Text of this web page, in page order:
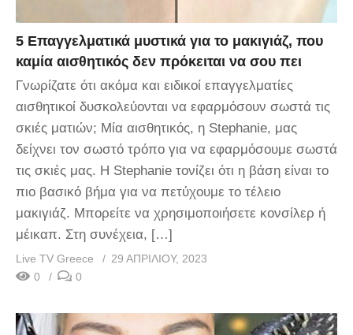
5 Επαγγελματικά μυστικά για το μακιγιάζ, που
καμία αισθητικός δεν πρόκειται να σου πει
Γνωρίζατε ότι ακόμα και ειδικοί επαγγελματίες
αισθητικοί δυσκολεύονται να εφαρμόσουν σωστά τις
σκιές ματιών; Μία αισθητικός, η Stephanie, μας
δείχνει τον σωστό τρόπο για να εφαρμόσουμε σωστά
τις σκιές μας. Η Stephanie τονίζει ότι η βάση είναι το
πιο βασικό βήμα για να πετύχουμε το τέλειο
μακιγιάζ. Μπορείτε να χρησιμοποιήσετε κονσίλερ ή
μέικαπ. Στη συνέχεια, […]
Live TV Greece
29 ΑΠΡΙΛΊΟΥ, 2023
0
0